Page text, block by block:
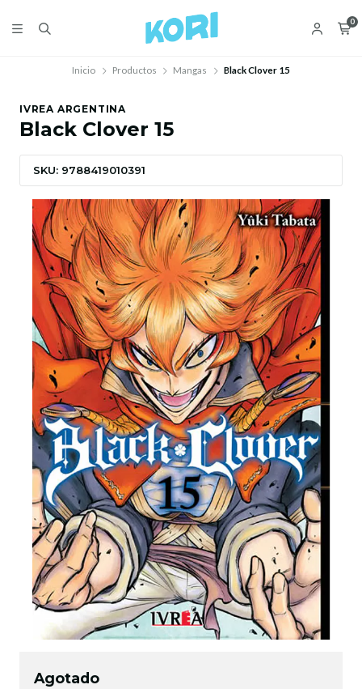
0
Inicio Productos Mangas Black Clover 15
IVREA ARGENTINA
Black Clover 15
SKU: 9788419010391
Agotado